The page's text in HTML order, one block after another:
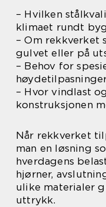
– Hvilken
klimaet rundt
– Om rekkverket
gulvet eller på
– Behov for
– Hvor vindlast
konstruksjonen
Når rekkverket
man en løsning
hverdagens
hjørner,
ulike materialer
uttrykk.